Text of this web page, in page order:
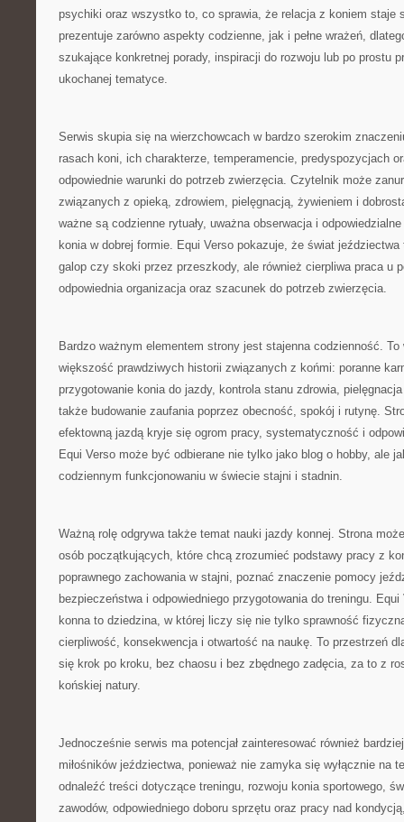
psychiki oraz wszystko to, co sprawia, że relacja z koniem staje
prezentuje zarówno aspekty codzienne, jak i pełne wrażeń,
szukające konkretnej porady, inspiracji do rozwoju lub po prostu
ukochanej tematyce.
Serwis skupia się na wierzchowcach w bardzo szerokim
rasach koni, ich charakterze, temperamencie, predyspozycjach
odpowiednie warunki do potrzeb zwierzęcia. Czytelnik może
związanych z opieką, zdrowiem, pielęgnacją, żywieniem i
ważne są codzienne rytuały, uważna obserwacja i
konia w dobrej formie. Equi Verso pokazuje, że świat
galop czy skoki przez przeszkody, ale również cierpliwa praca u
odpowiednia organizacja oraz szacunek do potrzeb zwierzęcia.
Bardzo ważnym elementem strony jest stajenna codzienność. To
większość prawdziwych historii związanych z końmi: poranne
przygotowanie konia do jazdy, kontrola stanu zdrowia,
także budowanie zaufania poprzez obecność, spokój i rutynę.
efektowną jazdą kryje się ogrom pracy, systematyczność i
Equi Verso może być odbierane nie tylko jako blog o hobby, ale
codziennym funkcjonowaniu w świecie stajni i stadnin.
Ważną rolę odgrywa także temat nauki jazdy konnej. Strona
osób początkujących, które chcą zrozumieć podstawy pracy z
poprawnego zachowania w stajni, poznać znaczenie pomocy
bezpieczeństwa i odpowiedniego przygotowania do treningu.
konna to dziedzina, w której liczy się nie tylko sprawność
cierpliwość, konsekwencja i otwartość na naukę. To przestrzeń
się krok po kroku, bez chaosu i bez zbędnego zadęcia, za to z
końskiej natury.
Jednocześnie serwis ma potencjał zainteresować również
miłośników jeździectwa, ponieważ nie zamyka się wyłącznie na
odnaleźć treści dotyczące treningu, rozwoju konia sportowego,
zawodów, odpowiedniego doboru sprzętu oraz pracy nad